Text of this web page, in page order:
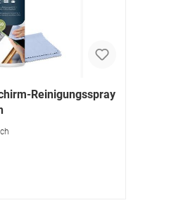
Reinigungsspray